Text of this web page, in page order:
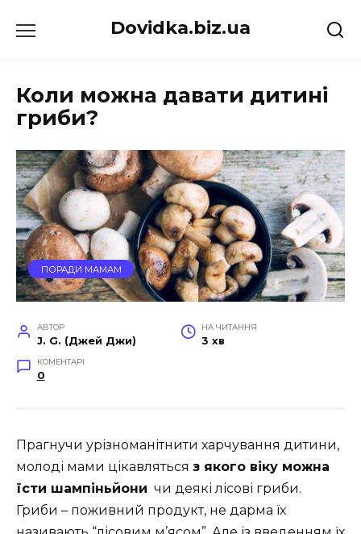
до
Dovidka.biz.ua
Коли можна давати дитині
гриби?
ПОРАДИ МАМАМ
АВТОР
J. G. (Джей Джи)
НА ЧИТАННЯ
3 хв
КОМЕНТАРІ
0
Прагнучи урізноманітнити харчування дитини,
молоді мами цікавляться з якого віку можна
їсти шампіньйони чи деякі лісові гриби.
Гриби – поживний продукт, не дарма їх